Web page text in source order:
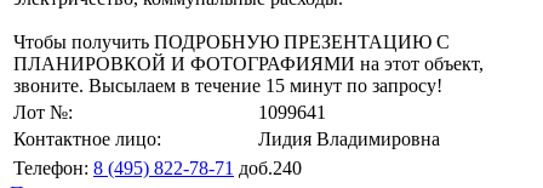
Чтобы получить ПОДРОБНУЮ ПРЕЗЕНТАЦИЮ С
ПЛАНИРОВКОЙ И ФОТОГРАФИЯМИ на этот объект,
звоните. Высылаем в течение 15 минут по запросу!
Лот №:
1099641
Контактное лицо:
Лидия Владимировна
Телефон: 8 (495) 822-78-71 доб.240